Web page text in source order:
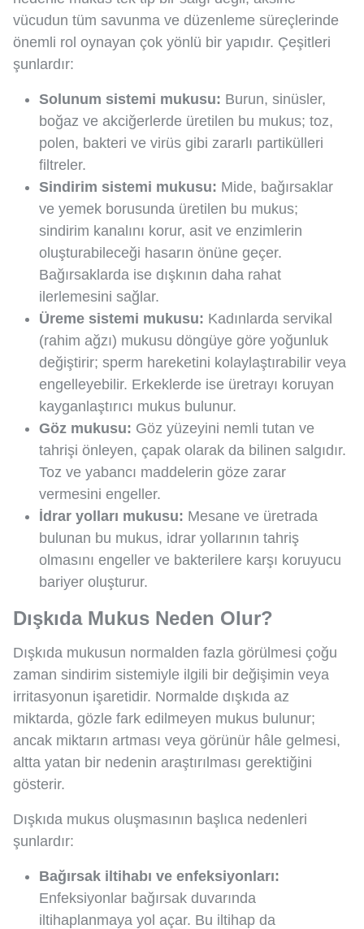
vücudun tüm savunma ve düzenleme süreçlerinde
önemli rol oynayan çok yönlü bir yapıdır. Çeşitleri
şunlardır:
Solunum sistemi mukusu: Burun, sinüsler,
boğaz ve akciğerlerde üretilen bu mukus; toz,
polen, bakteri ve virüs gibi zararlı partikülleri
filtreler.
Sindirim sistemi mukusu: Mide, bağırsaklar
ve yemek borusunda üretilen bu mukus;
sindirim kanalını korur, asit ve enzimlerin
oluşturabileceği hasarın önüne geçer.
Bağırsaklarda ise dışkının daha rahat
ilerlemesini sağlar.
Üreme sistemi mukusu: Kadınlarda servikal
(rahim ağzı) mukusu döngüye göre yoğunluk
değiştirir; sperm hareketini kolaylaştırabilir veya
engelleyebilir. Erkeklerde ise üretrayı koruyan
kayganlaştırıcı mukus bulunur.
Göz mukusu: Göz yüzeyini nemli tutan ve
tahrişi önleyen, çapak olarak da bilinen salgıdır.
Toz ve yabancı maddelerin göze zarar
vermesini engeller.
İdrar yolları mukusu: Mesane ve üretrada
bulunan bu mukus, idrar yollarının tahriş
olmasını engeller ve bakterilere karşı koruyucu
bariyer oluşturur.
Dışkıda Mukus Neden Olur?
Dışkıda mukusun normalden fazla görülmesi çoğu
zaman sindirim sistemiyle ilgili bir değişimin veya
irritasyonun işaretidir. Normalde dışkıda az
miktarda, gözle fark edilmeyen mukus bulunur;
ancak miktarın artması veya görünür hâle gelmesi,
altta yatan bir nedenin araştırılması gerektiğini
gösterir.
Dışkıda mukus oluşmasının başlıca nedenleri
şunlardır:
Bağırsak iltihabı ve enfeksiyonları:
Enfeksiyonlar bağırsak duvarında
iltihaplanmaya yol açar. Bu iltihap da